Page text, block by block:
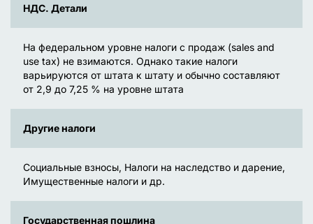
НДС. Детали
На федеральном уровне налоги с продаж (sales and
use tax) не взимаются. Однако такие налоги
варьируются от штата к штату и обычно составляют
от 2,9 до 7,25 % на уровне штата
Другие налоги
Социальные взносы, Налоги на наследство и дарение,
Имущественные налоги и др.
Государственная пошлина